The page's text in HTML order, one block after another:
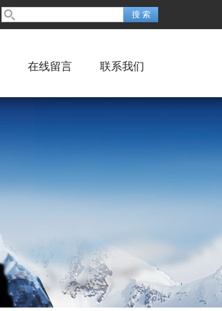
在线留言 联系我们